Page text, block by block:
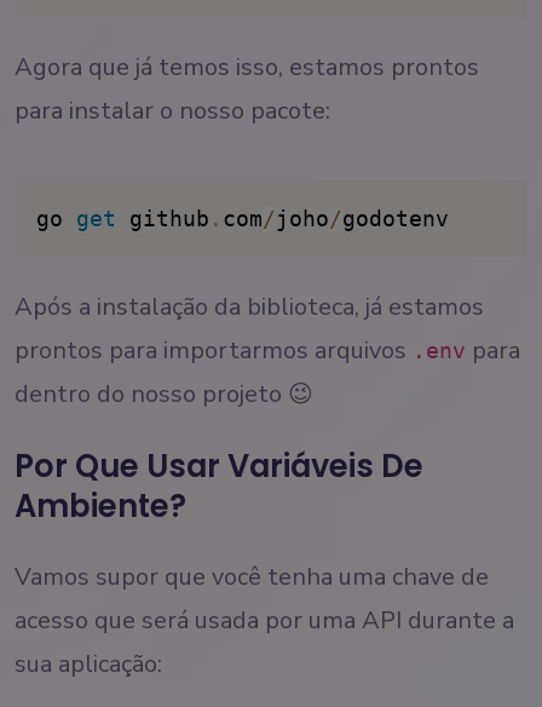
Agora que já temos isso, estamos prontos
para instalar o nosso pacote:
go get github . com/joho/godotenv
Após a instalação da biblioteca, já estamos
prontos para importarmos arquivos .env para
dentro do nosso projeto 😉
Por Que Usar Variáveis De
Ambiente?
Vamos supor que você tenha uma chave de
acesso que será usada por uma API durante a
sua aplicação: